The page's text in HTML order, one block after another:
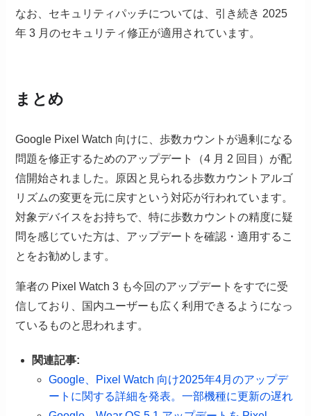
なお、セキュリティパッチについては、引き続き 2025
年 3 月のセキュリティ修正が適用されています。
まとめ
Google Pixel Watch 向けに、歩数カウントが過剰になる
問題を修正するためのアップデート（4 月 2 回目）が配
信開始されました。原因と見られる歩数カウントアルゴ
リズムの変更を元に戻すという対応が行われています。
対象デバイスをお持ちで、特に歩数カウントの精度に疑
問を感じていた方は、アップデートを確認・適用するこ
とをお勧めします。
筆者の Pixel Watch 3 も今回のアップデートをすでに受
信しており、国内ユーザーも広く利用できるようになっ
ているものと思われます。
関連記事:
Google、Pixel Watch 向け2025年4月のアップデ
ートに関する詳細を発表。一部機種に更新の遅れ